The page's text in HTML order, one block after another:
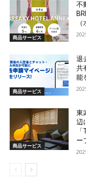
商品サービス
不
商品サービス
退
共
能
商品サービス
東
辺
ー